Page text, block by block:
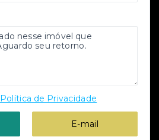
Política de Privacidade
E-mail